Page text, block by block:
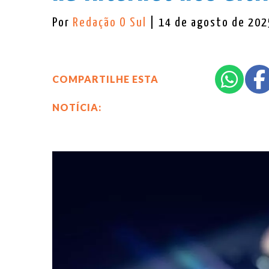
Por Redação O Sul | 14 de agosto de
COMPARTILHE ESTA
NOTÍCIA: